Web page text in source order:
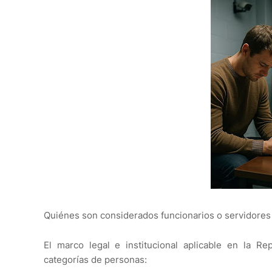
Quiénes son considerados funcionarios o
El marco legal e institucional aplicable en la
categorías de personas: